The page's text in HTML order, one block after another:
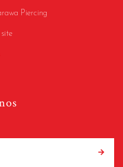
Piercing